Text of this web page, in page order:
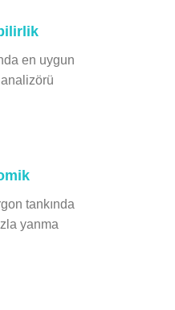
en uygun
tankında
yanma